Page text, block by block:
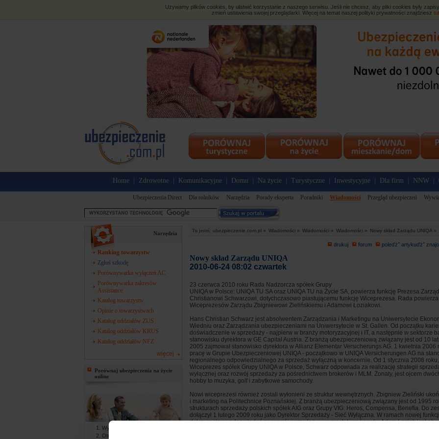
Używamy plików cookies, by ułatwić korzystanie z naszego serwisu. Jeśli nie chcesz, aby pliki cookies były
zmień ustawienia swojej przeglądarki. Więcej na temat naszej polityki prywatności znajdziesz
Home Zdrowotne Komunikacyjne Domu Na życie Turystyczne Inwestycyjne Dla firm NNW
Ubezpieczenia Direct Dla rolników Narzędzia Porady eksperta Poradniki Wiadomości Przegląd ubezpieczeń
Narzędzia
Ranking towarzystw
Zgłoś szkodę
Porównywarka wyłączeń AC
Porównywarka zakresów
Assistance
Katalog towarzystw
Opinie o towarzystwach
Katalog oddziałów ZUS
Katalog oddziałów KRUS
Katalog oddziałów NFZ
więcej
Porównaj ubezpieczenia na życie
online
Wypełniasz formularz online
Otrzymujesz gotowe oferty
Tu jesteś: ubezpieczenie.com.pl » Wiadomości » Wiadomości » Wiadomości » Nowy skład Zarządu UNIQA »
drukuj forum poleďż˝ artykuďż˝
Nowy skład Zarządu UNIQA
2010-06-24 08:02 czwartek
23 czerwca 2010 roku Rada Nadzorcza spółek Grupy
UNIQA w Polsce: UNIQA TU SA oraz UNIQA TU na Życie SA, powierza funkcję Prezesa
Christianowi Schwarzowi, dotychczasowo piastującemu funkcję Wiceprezesa. Rada
Wiceprezesów Zarządu Zbigniewowi Zielińskiemu i Adamowi Łoziakowi.
Hans Christian Schwarz jest absolwentem Zarządzania i Marketingu na Uniwersytecie
Wiedniu oraz Zarządzania ubezpieczeniami na Uniwersytecie w St. Gallen. Od początku
doświadczenie w sprzedaży - najpierw w branży motoryzacyjnej i IT, a następnie w sektorze
stanowisku dyrektora w GE Capital Austria. Z branżą ubezpieczeniową związany jest od 10
2005 zajmował stanowisko dyrektora w Allianz Elementar Versicherungs AG. 1 kwietnia 2006
pracę w Grupie Ubezpieczeniowej UNIQA - początkowo w UNIQA Versicherungen AG na
regionalnego odpowiedzialnego za sprzedaż wyłączną w koncernie. Od 1 stycznia 2008
Wiceprezes spółek Grupy UNIQA w Polsce, Schwarz odpowiada za realizację strategii
wyłącznej oraz rozwój sprzedaży za pośrednictwem brokerów i MLM. Żonaty, jest ojcem
hobby to muzyka, golf i zabytkowe samochody.
Nowi wiceprezesi również zostali wyłonieni ze struktur wewnętrznych. Zbigniew Zieliński
i marketing na Politechnice Poznańskiej. Z branżą ubezpieczeniową związany jest od 1995
strukturach sprzedaży polskich spółek AIG oraz Grupy VIG: Heros, Compensa, Benefia. Do
dołączył 1 lutego 2009 roku jako Dyrektor Sprzedaży - Sieć Wyłączna. W ramach nowej
dalszym ciągu odpowiadać za rozwój sprzedaży w ramach tego kanału. Adam Łoziak jest